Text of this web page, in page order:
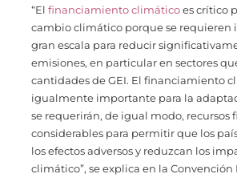
“El financiamiento climáticoes crítico
cambio climático porque se requieren
gran escala para reducir
emisiones, en particular en sectores
cantidades de GEI. El financiamiento
igualmente importante para la
se requerirán, de igual modo, recursos
considerables para permitir que los
los efectos adversos y reduzcan los
climático”, se explica en la Convención